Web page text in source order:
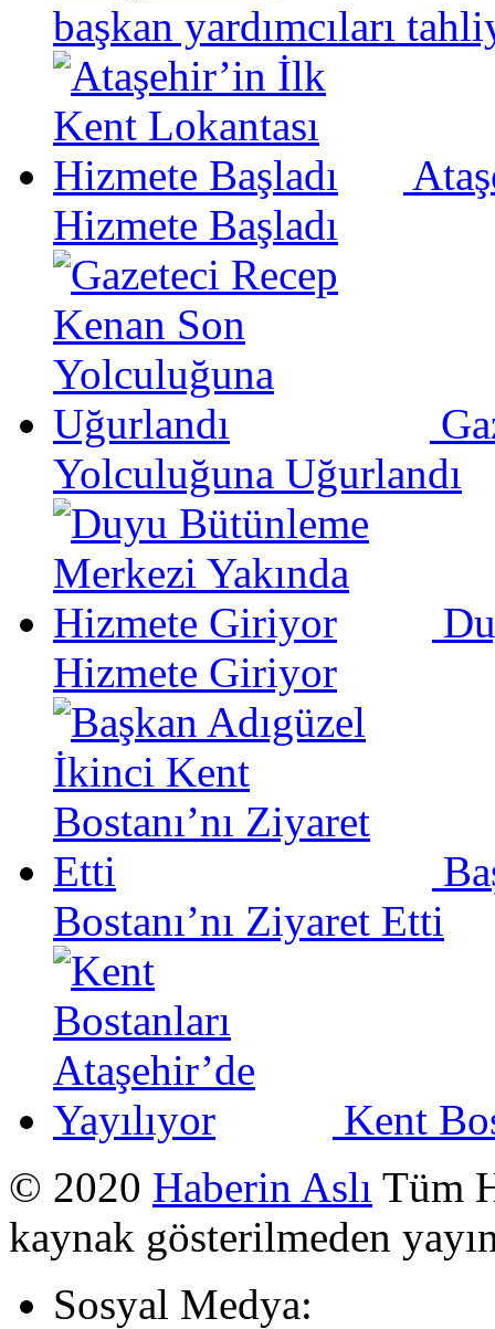
başkan yardımcıları
Hizmete Başladı
Yolculuğuna Uğurlandı
Hizmete Giriyor
Bostanı’nı Ziyaret Etti
Kent
© 2020 Haberin Aslı Tüm
kaynak gösterilmeden
Sosyal Medya: